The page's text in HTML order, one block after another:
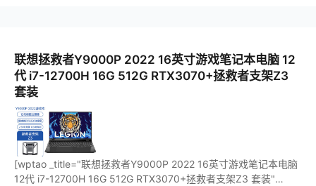
联想拯救者Y9000P 2022 16英寸游戏笔记本电脑 12
代 i7-12700H 16G 512G RTX3070+拯救者支架Z3
套装
[wptao _title="联想拯救者Y9000P 2022 16英寸游戏笔记本电脑
12代 i7-12700H 16G 512G RTX3070+拯救者支架Z3 套装"